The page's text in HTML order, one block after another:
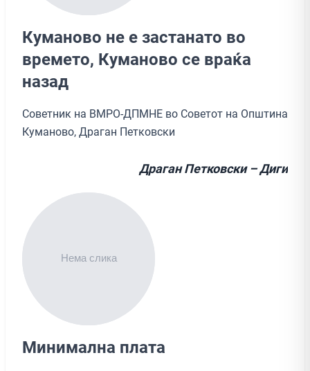
Куманово не е застанато во
времето, Куманово се враќа
назад
Советник на ВМРО-ДПМНЕ во Советот на Општина
Куманово, Драган Петковски
Драган Петковски – Диги
Минимална плата